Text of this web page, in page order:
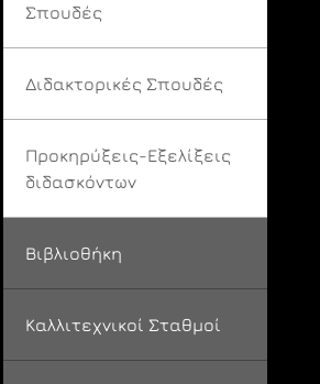
Σπουδές
Διδακτορικές Σπουδές
Προκηρύξεις-Εξελίξεις
διδασκόντων
Βιβλιοθήκη
Καλλιτεχνικοί Σταθμοί